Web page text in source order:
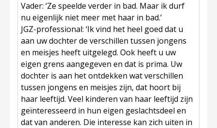
Vader: ‘Ze speelde verder in bad. Maar ik durf
nu eigenlijk niet meer met haar in bad.’
JGZ-professional: ‘Ik vind het heel goed dat u
aan uw dochter de verschillen tussen jongens
en meisjes heeft uitgelegd. Ook heeft u uw
eigen grens aangegeven en dat is prima. Uw
dochter is aan het ontdekken wat verschillen
tussen jongens en meisjes zijn, dat hoort bij
haar leeftijd. Veel kinderen van haar leeftijd zijn
geïnteresseerd in hun eigen geslachtsdeel en
dat van anderen. Die interesse kan zich uiten in